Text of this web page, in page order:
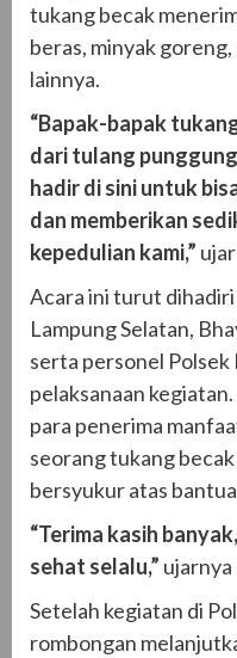
tukang becak
beras, minyak
lainnya.
“Bapak-bapak
dari tulang
hadir di sini untuk
dan memberikan
kepedulian kami,”
Acara ini turut
Lampung Selatan,
serta personel
pelaksanaan
para penerima
seorang tukang
bersyukur atas
“Terima kasih
sehat selalu,” ujarnya
Setelah kegiatan di
rombongan